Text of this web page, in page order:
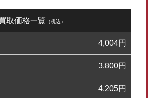
取価格一覧 （税込）
4,004円
3,800円
4,205円